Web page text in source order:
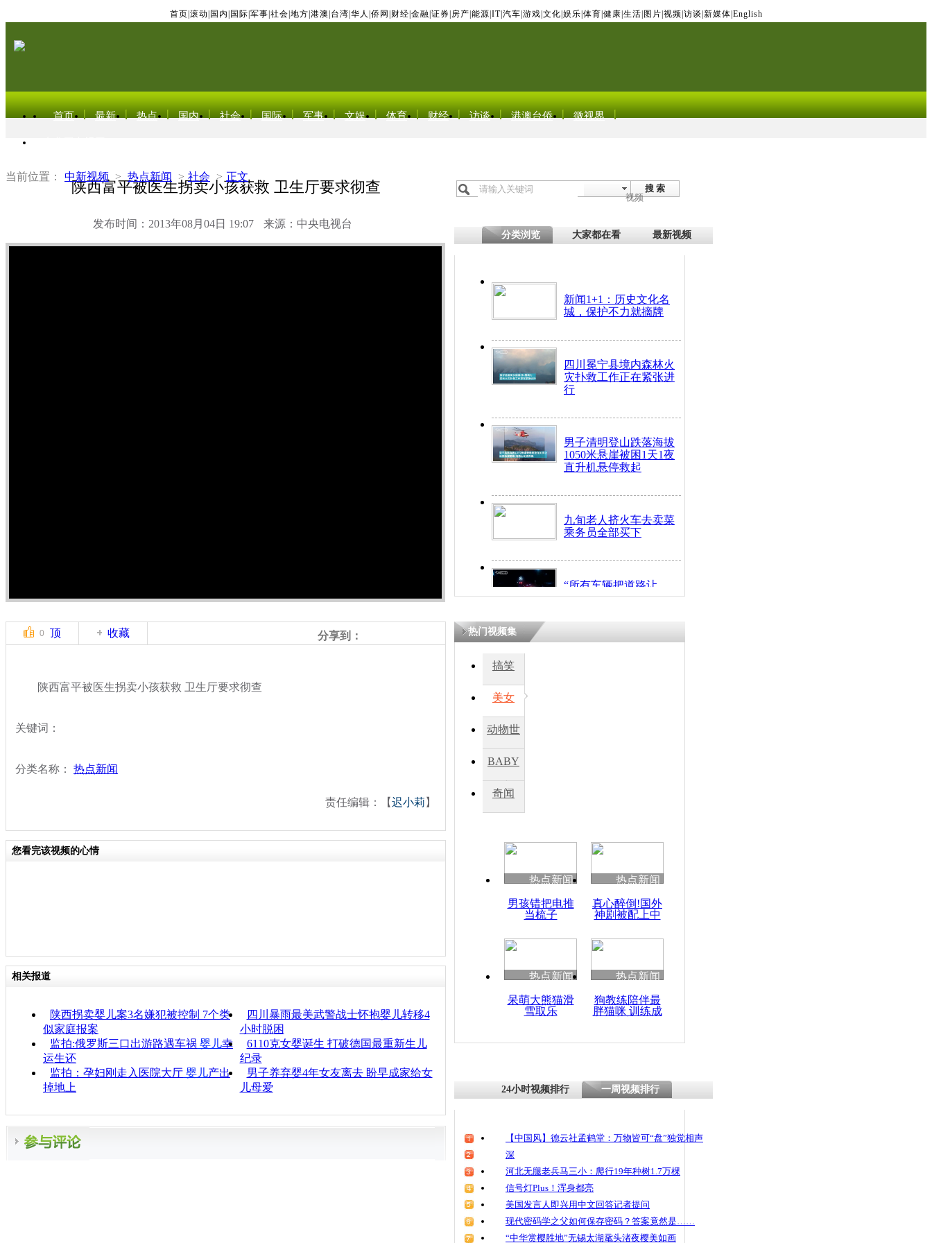
首页 滚动 国内 国际 军事 社会 地方 港澳 台湾 华人 侨网 财经 金融 证券 房产 能源 IT| 汽车 游戏 文化 娱乐 体育 健康 生活 图片 视频 访谈 新媒体 English
首页 最新 热点 国内 社会 国际 军事 文娱 体育 财经 访谈 港澳台侨 微视界
当前位置： 中新视频 > 热点新闻 > 社会 > 正文
陕西富平被医生拐卖小孩获救 卫生厅要求彻查
发布时间：2013年08月04日 19:07 来源：中央电视台
搜 索
视频
分类浏览 大家都在看 最新视频
新闻1+1：历史文化名
城，保护不力就摘牌
四川冕宁县境内森林火
灾扑救工作正在紧张进
行
男子清明登山跌落海拔
1050米悬崖被困1天1夜
直升机悬停救起
九旬老人挤火车去卖菜
乘务员全部买下
“所有车辆把道路让
开！”儿童突发疾病交
四川兴文苗乡上万人欢
度苗族花山节
清明祭英烈 哀思悼忠
陕卫生厅:彻查拐卖婴
0 顶 收藏 分享到：
陕西富平被医生拐卖小孩获救 卫生厅要求彻查
关键词：
分类名称： 热点新闻
责任编辑：【迟小莉 】
您看完该视频的心情
相关报道
陕西拐卖婴儿案3名嫌犯被控制 7个类
似家庭报案
四川暴雨最美武警战士怀抱婴儿转移4
小时脱困
监拍:俄罗斯三口出游路遇车祸 婴儿幸
运生还
6110克女婴诞生 打破德国最重新生儿
纪录
监拍：孕妇刚走入医院大厅 婴儿产出
掉地上
男子养弃婴4年女友离去 盼早成家给女
儿母爱
热门视频集
搞笑
美女
动物世
BABY
秀
奇闻
热点新闻
男孩错把电推
当梳子
热点新闻
真心醉倒!国外
神剧被配上中
热点新闻
呆萌大熊猫滑
雪取乐
热点新闻
狗教练陪伴最
胖猫咪 训练成
24小时视频排行 一周视频排行
【中国风】德云社孟鹤堂：万物皆可“盘”独觉相声
深
河北无腿老兵马三小：爬行19年种树1.7万棵
信号灯Plus！浑身都亮
美国发言人即兴用中文回答记者提问
现代密码学之父如何保存密码？答案竟然是……
“中华赏樱胜地”无锡太湖鼋头渚夜樱美如画